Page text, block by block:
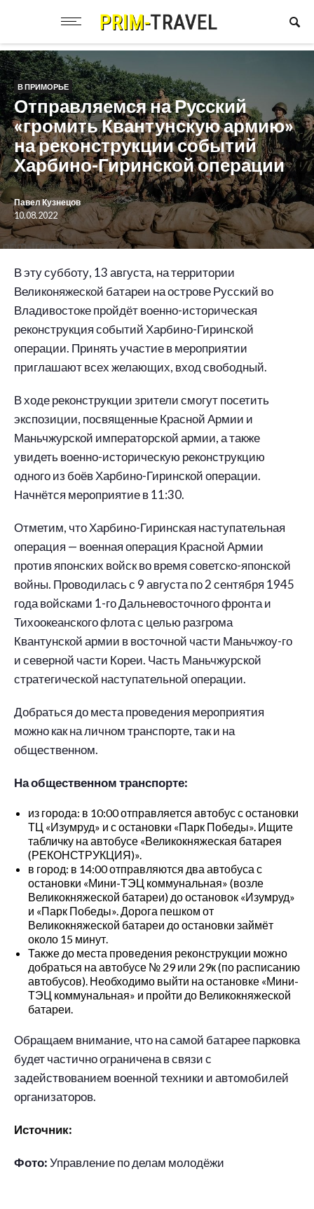
В ПРИМОРЬЕ
Отправляемся на Русский
«громить Квантунскую армию»
на реконструкции событий
Харбино-Гиринской операции
Павел Кузнецов
10.08.2022
Вэту субботу, 13 августа, на территории
Великоняжеской батареи на острове Русский во
Владивостоке пройдёт военно-историческая
реконструкция событий Харбино-Гиринской
операции. Принять участие в мероприятии
приглашают всех желающих, вход свободный.
В ходе реконструкции зрители смогут посетить
экспозиции, посвященные Красной Армии и
Маньчжурской императорской армии, а также
увидеть военно-историческую реконструкцию
одного из боёв Харбино-Гиринской операции.
Начнётся мероприятие в 11:30.
Отметим, что Харбино-Гиринская наступательная
операция — военная операция Красной Армии
против японских войск во время советско-японской
войны. Проводилась с 9 августа по 2 сентября 1945
года войсками 1-го Дальневосточного фронта и
Тихоокеанского флота с целью разгрома
Квантунской армии в восточной части Маньчжоу-го
и северной части Кореи. Часть Маньчжурской
стратегической наступательной операции.
Добраться до места проведения мероприятия
можно как на личном транспорте, так и на
общественном.
На общественном транспорте:
из города: в 10:00 отправляется автобус с остановки
ТЦ «Изумруд» и с остановки «Парк Победы». Ищите
табличку на автобусе «Великокняжеская батарея
(РЕКОНСТРУКЦИЯ)».
в город: в 14:00 отправляются два автобуса с
остановки «Мини-ТЭЦ коммунальная» (возле
Великокняжеской батареи) до остановок «Изумруд»
и «Парк Победы». Дорога пешком от
Великокняжеской батареи до остановки займёт
около 15 минут.
Также до места проведения реконструкции можно
добраться на автобусе № 29 или 29к (по расписанию
автобусов). Необходимо выйти на остановке «Мини-
ТЭЦ коммунальная» и пройти до Великокняжеской
батареи.
Обращаем внимание, что на самой батарее парковка
будет частично ограничена в связи с
задействованием военной техники и автомобилей
организаторов.
Источник:
Фото:Управление по делам молодёжи